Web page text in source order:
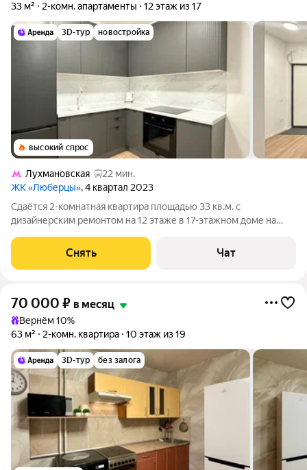
33 м² 2-комн. апартаменты 12 этаж из 17
3D-тур новостройка
высокий спрос
Лухмановская
22 мин.
ЖК «Люберцы», 4 квартал 2023
Сдаётся 2-комнатная квартира площадью 33 кв.м. с
дизайнерским ремонтом на 12 этаже в 17-этажном доме на
Стиральная машина Холодильник Дом - монолитный, окна
выходят во двор. В подъезде 2
Снять Чат
70 000 ₽ в месяц
Вернём 10%
63 м²
2-комн. квартира 10 этаж из 19
3D-тур без залога